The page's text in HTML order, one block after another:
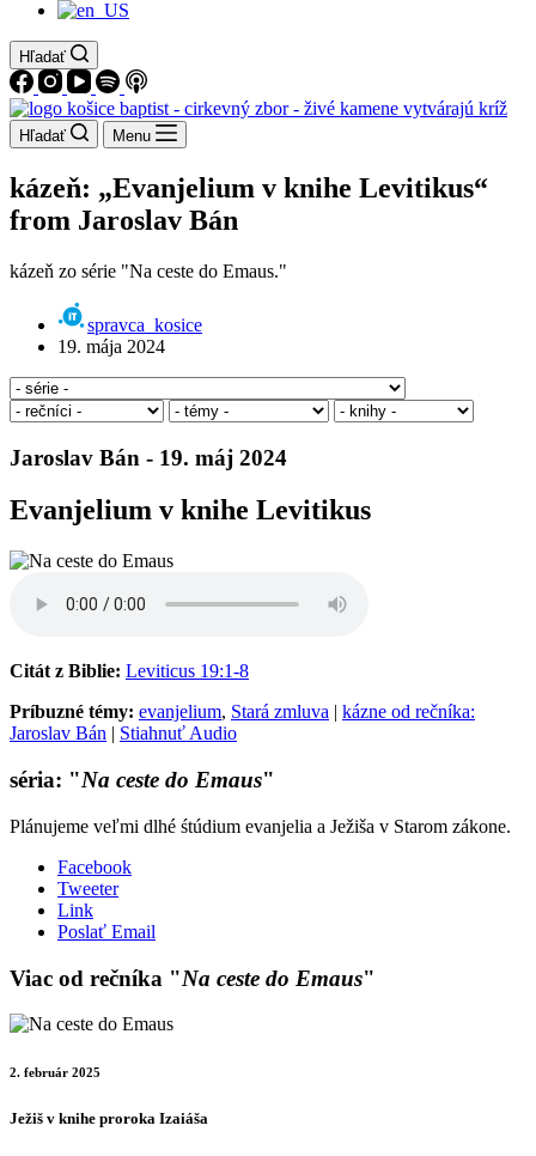
Hľadať
Hľadať Menu
kázeň: „Evanjelium v knihe Levitikus“
from Jaroslav Bán
kázeň zo série "Na ceste do Emaus."
spravca_kosice
19. mája 2024
Jaroslav Bán - 19. máj 2024
Evanjelium v knihe Levitikus
Citát z Biblie: Leviticus 19:1-8
Príbuzné témy: evanjelium, Stará zmluva | kázne od rečníka:
Jaroslav Bán | Stiahnuť Audio
séria: "Na ceste do Emaus"
Plánujeme veľmi dlhé śtúdium evanjelia a Ježiša v Starom zákone.
Facebook
Tweeter
Link
Poslať Email
Viac od rečníka "Na ceste do Emaus"
2. február 2025
Ježiš v knihe proroka Izaiáša